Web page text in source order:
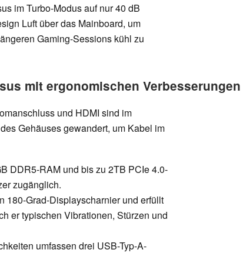
im Turbo-Modus auf nur 40 dB
Luft über das Mainboard, um
Gaming-Sessions kühl zu
mit ergonomischen Verbesserungen
und HDMI sind im
Gehäuses gewandert, um Kabel im
DDR5-RAM und bis zu 2TB PCIe 4.0-
zugänglich.
180-Grad-Displayscharnier und erfüllt
er typischen Vibrationen, Stürzen und
umfassen drei USB-Typ-A-